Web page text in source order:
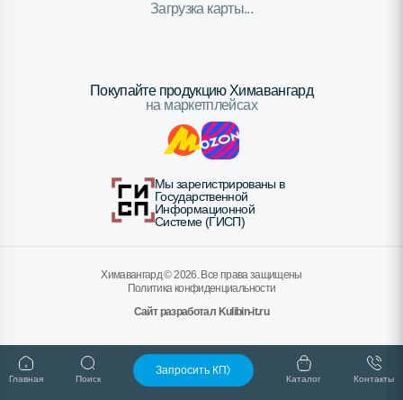
Загрузка карты...
Покупайте продукцию Химавангард
на маркетплейсах
Мы зарегистрированы в
Государственной
Информационной
Системе (ГИСП)
Химавангард © 2026 . Все права защищены
Политика конфиденциальности
Сайт разработал Kulibin-it.ru
Главная Поиск
Запросить КП
Каталог Контакты